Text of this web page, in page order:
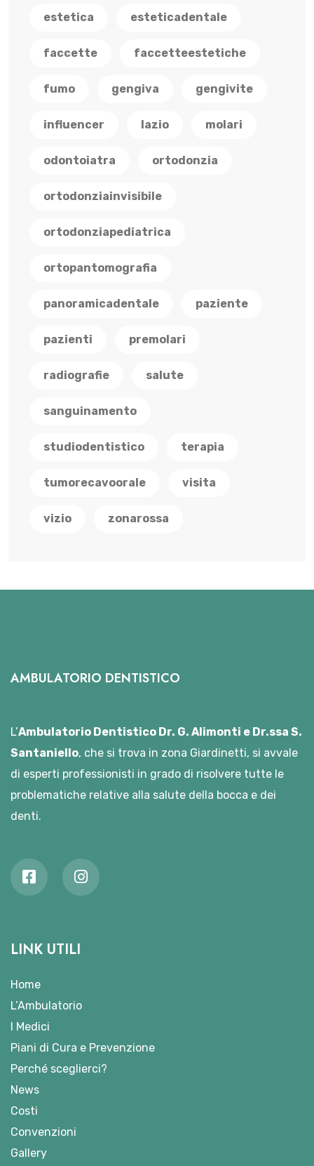
estetica esteticadentale
faccette faccetteestetiche
fumo gengiva gengivite
influencer lazio molari
odontoiatra ortodonzia
ortodonziainvisibile
ortodonziapediatrica
ortopantomografia
panoramicadentale paziente
pazienti premolari
radiografie salute
sanguinamento
studiodentistico terapia
tumorecavoorale visita
vizio zonarossa
AMBULATORIO DENTISTICO
L’Ambulatorio Dentistico Dr. G. Alimonti e Dr.ssa S.
Santaniello, che si trova in zona Giardinetti, si avvale
di esperti professionisti in grado di risolvere tutte le
problematiche relative alla salute della bocca e dei
denti.
LINK UTILI
Home
L’Ambulatorio
I Medici
Piani di Cura e Prevenzione
Perché sceglierci?
News
Costi
Convenzioni
Gallery